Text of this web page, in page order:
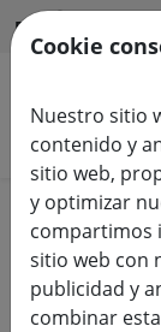
ES
Buscar
Home
Cookie
Nuestro sitio
contenido y
sitio web,
y optimizar
compartimos
sitio web con
publicidad y
combinar